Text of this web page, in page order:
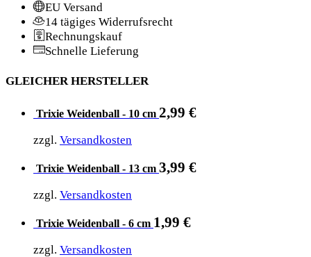
EU Versand
14 tägiges Widerrufsrecht
Rechnungskauf
Schnelle Lieferung
GLEICHER HERSTELLER
Trixie Weidenball - 10 cm 2,99 €
zzgl. Versandkosten
Trixie Weidenball - 13 cm 3,99 €
zzgl. Versandkosten
Trixie Weidenball - 6 cm 1,99 €
zzgl. Versandkosten